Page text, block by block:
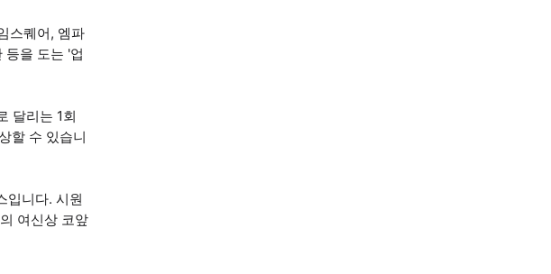
스퀘어, 엠파
등을 도는 '업
달리는 1회
할 수 있습니
입니다. 시원
여신상 코앞